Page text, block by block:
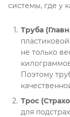
системы, где у
Труба
не только
Поэтому
Трос
для